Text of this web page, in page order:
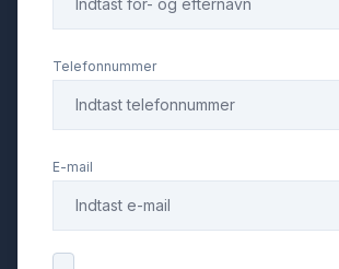
Telefonnummer
E-mail